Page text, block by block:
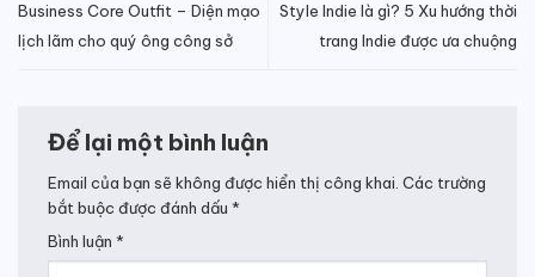
Business Core Outfit – Diện mạo
lịch lãm cho quý ông công sở
Style Indie là gì? 5 Xu hướng thời
trang Indie được ưa chuộng
Để lại một bình luận
Email của bạn sẽ không được hiển thị công khai. Các trường
bắt buộc được đánh dấu *
Bình luận *